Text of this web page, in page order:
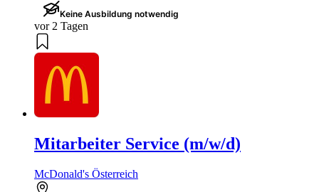
Keine Ausbildung notwendig
vor 2 Tagen
Mitarbeiter Service (m/w/d)
McDonald's Österreich